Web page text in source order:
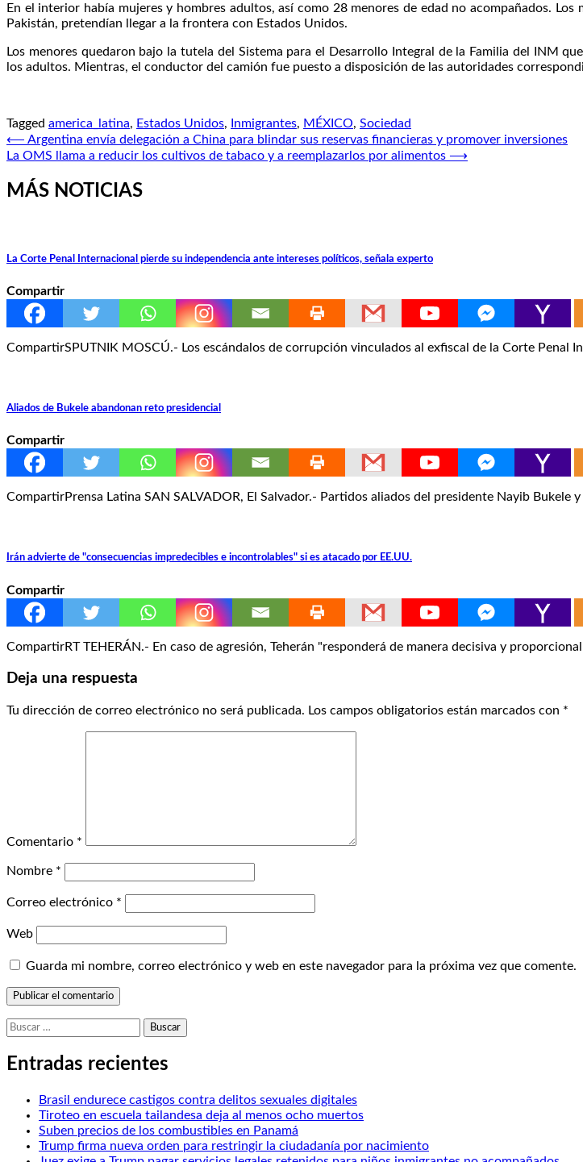
En el interior había mujeres y hombres adultos, así como 28 menores de edad no acompañados.
Pakistán, pretendían llegar a la frontera con Estados Unidos.
Los menores quedaron bajo la tutela del Sistema para el Desarrollo Integral de la Familia del INM
los adultos. Mientras, el conductor del camión fue puesto a disposición de las autoridades
Tagged america_latina, Estados Unidos, Inmigrantes, MÉXICO, Sociedad
Navegación
de
entradas
⟵ Argentina envía delegación a China para blindar sus reservas financieras y promover inversiones
La OMS llama a reducir los cultivos de tabaco y a reemplazarlos por alimentos ⟶
MÁS NOTICIAS
La Corte Penal Internacional pierde su independencia ante intereses políticos, señala experto
Compartir
CompartirSPUTNIK MOSCÚ.- Los escándalos de corrupción vinculados al exfiscal de la Corte Penal
Aliados de Bukele abandonan reto presidencial
Compartir
CompartirPrensa Latina SAN SALVADOR, El Salvador.- Partidos aliados del presidente Nayib Bukele
Irán advierte de "consecuencias impredecibles e incontrolables" si es atacado por EE.UU.
Compartir
CompartirRT TEHERÁN.- En caso de agresión, Teherán "responderá de manera decisiva y
Deja una respuesta
Tu dirección de correo electrónico no será publicada. Los campos obligatorios están marcados con *
Comentario *
Nombre *
Correo electrónico *
Web
Guarda mi nombre, correo electrónico y web en este navegador para la próxima vez que comente.
Buscar:
Entradas recientes
Brasil endurece castigos contra delitos sexuales digitales
Tiroteo en escuela tailandesa deja al menos ocho muertos
Suben precios de los combustibles en Panamá
Trump firma nueva orden para restringir la ciudadanía por nacimiento